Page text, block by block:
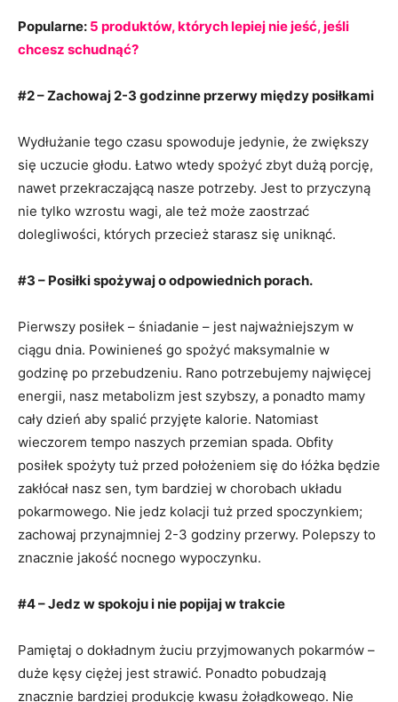
Popularne: 5 produktów, których lepiej nie jeść, jeśli
chcesz schudnąć?
#2 – Zachowaj 2-3 godzinne przerwy między posiłkami
Wydłużanie tego czasu spowoduje jedynie, że zwiększy
się uczucie głodu. Łatwo wtedy spożyć zbyt dużą porcję,
nawet przekraczającą nasze potrzeby. Jest to przyczyną
nie tylko wzrostu wagi, ale też może zaostrzać
dolegliwości, których przecież starasz się uniknąć.
#3 – Posiłki spożywaj o odpowiednich porach.
Pierwszy posiłek – śniadanie – jest najważniejszym w
ciągu dnia. Powinieneś go spożyć maksymalnie w
godzinę po przebudzeniu. Rano potrzebujemy najwięcej
energii, nasz metabolizm jest szybszy, a ponadto mamy
cały dzień aby spalić przyjęte kalorie. Natomiast
wieczorem tempo naszych przemian spada. Obfity
posiłek spożyty tuż przed położeniem się do łóżka będzie
zakłócał nasz sen, tym bardziej w chorobach układu
pokarmowego. Nie jedz kolacji tuż przed spoczynkiem;
zachowaj przynajmniej 2-3 godziny przerwy. Polepszy to
znacznie jakość nocnego wypoczynku.
#4 – Jedz w spokoju i nie popijaj w trakcie
Pamiętaj o dokładnym żuciu przyjmowanych pokarmów –
duże kęsy ciężej jest strawić. Ponadto pobudzają
znacznie bardziej produkcję kwasu żołądkowego. Nie